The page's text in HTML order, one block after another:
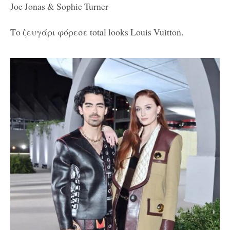
Joe Jonas & Sophie Turner
Το ζευγάρι φόρεσε total looks Louis Vuitton.